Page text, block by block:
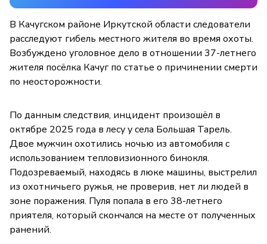
В Качугском районе Иркутской области следователи
расследуют гибель местного жителя во время охоты.
Возбуждено уголовное дело в отношении 37-летнего
жителя посёлка Качуг по статье о причинении смерти
по неосторожности.
По данным следствия, инцидент произошёл в
октябре 2025 года в лесу у села Большая Тарель.
Двое мужчин охотились ночью из автомобиля с
использованием тепловизионного бинокля.
Подозреваемый, находясь в люке машины, выстрелил
из охотничьего ружья, не проверив, нет ли людей в
зоне поражения. Пуля попала в его 38-летнего
приятеля, который скончался на месте от полученных
ранений.